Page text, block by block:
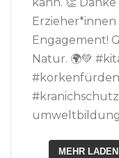
MEHR LADEN